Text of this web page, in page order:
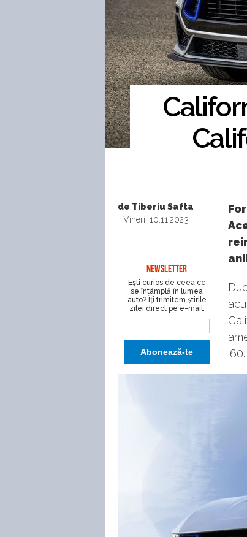
de Tiberiu Safta
Vineri, 10.11.2023
NEWSLETTER
Eşti curios de ceea ce
se întâmplă în lumea
auto? Îţi trimitem ştirile
zilei direct pe e-mail.
’60.